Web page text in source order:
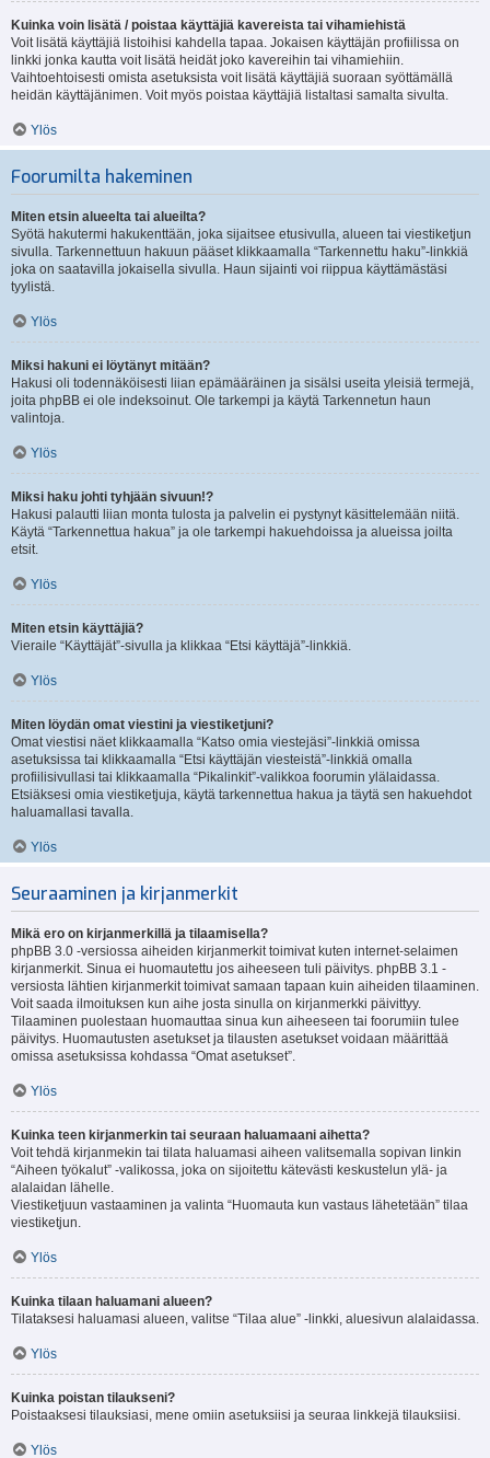
Kuinka voin lisätä / poistaa käyttäjiä kavereista tai vihamiehistä
Voit lisätä käyttäjiä listoihisi kahdella tapaa. Jokaisen käyttäjän profiilissa on
linkki jonka kautta voit lisätä heidät joko kavereihin tai vihamiehiin.
Vaihtoehtoisesti omista asetuksista voit lisätä käyttäjiä suoraan syöttämällä
heidän käyttäjänimen. Voit myös poistaa käyttäjiä listaltasi samalta sivulta.
Ylös
Foorumilta hakeminen
Miten etsin alueelta tai alueilta?
Syötä hakutermi hakukenttään, joka sijaitsee etusivulla, alueen tai viestiketjun
sivulla. Tarkennettuun hakuun pääset klikkaamalla “Tarkennettu haku”-linkkiä
joka on saatavilla jokaisella sivulla. Haun sijainti voi riippua käyttämästäsi
tyylistä.
Ylös
Miksi hakuni ei löytänyt mitään?
Hakusi oli todennäköisesti liian epämääräinen ja sisälsi useita yleisiä termejä,
joita phpBB ei ole indeksoinut. Ole tarkempi ja käytä Tarkennetun haun
valintoja.
Ylös
Miksi haku johti tyhjään sivuun!?
Hakusi palautti liian monta tulosta ja palvelin ei pystynyt käsittelemään niitä.
Käytä “Tarkennettua hakua” ja ole tarkempi hakuehdoissa ja alueissa joilta
etsit.
Ylös
Miten etsin käyttäjiä?
Vieraile “Käyttäjät”-sivulla ja klikkaa “Etsi käyttäjä”-linkkiä.
Ylös
Miten löydän omat viestini ja viestiketjuni?
Omat viestisi näet klikkaamalla “Katso omia viestejäsi”-linkkiä omissa
asetuksissa tai klikkaamalla “Etsi käyttäjän viesteistä”-linkkiä omalla
profiilisivullasi tai klikkaamalla “Pikalinkit”-valikkoa foorumin ylälaidassa.
Etsiäksesi omia viestiketjuja, käytä tarkennettua hakua ja täytä sen hakuehdot
haluamallasi tavalla.
Ylös
Seuraaminen ja kirjanmerkit
Mikä ero on kirjanmerkillä ja tilaamisella?
phpBB 3.0 -versiossa aiheiden kirjanmerkit toimivat kuten internet-selaimen
kirjanmerkit. Sinua ei huomautettu jos aiheeseen tuli päivitys. phpBB 3.1 -
versiosta lähtien kirjanmerkit toimivat samaan tapaan kuin aiheiden tilaaminen.
Voit saada ilmoituksen kun aihe josta sinulla on kirjanmerkki päivittyy.
Tilaaminen puolestaan huomauttaa sinua kun aiheeseen tai foorumiin tulee
päivitys. Huomautusten asetukset ja tilausten asetukset voidaan määrittää
omissa asetuksissa kohdassa “Omat asetukset”.
Ylös
Kuinka teen kirjanmerkin tai seuraan haluamaani aihetta?
Voit tehdä kirjanmekin tai tilata haluamasi aiheen valitsemalla sopivan linkin
“Aiheen työkalut” -valikossa, joka on sijoitettu kätevästi keskustelun ylä- ja
alalaidan lähelle.
Viestiketjuun vastaaminen ja valinta “Huomauta kun vastaus lähetetään” tilaa
viestiketjun.
Ylös
Kuinka tilaan haluamani alueen?
Tilataksesi haluamasi alueen, valitse “Tilaa alue” -linkki, aluesivun alalaidassa.
Ylös
Kuinka poistan tilaukseni?
Poistaaksesi tilauksiasi, mene omiin asetuksiisi ja seuraa linkkejä tilauksiisi.
Ylös